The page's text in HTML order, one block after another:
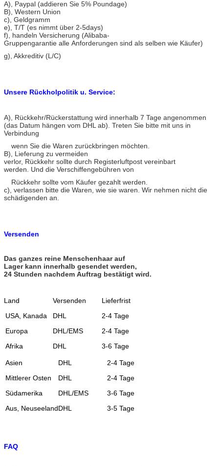
A) , Paypal (addieren Sie 5% Poundage)
B), Western Union
c), Geldgramm
e), T/T (es nimmt über 2-5days)
f), handeln Versicherung (Alibaba-
Gruppengarantie alle Anforderungen sind als selben wie Käufer)
g), Akkreditiv (L/C)
Unsere Rückholpolitik u. Service:
A) , Rückkehr/Rückerstattung wird innerhalb 7 Tage angenommen
(das Datum hängen vom DHL ab). Treten Sie bitte mit uns in
Verbindung
wenn Sie die Waren zurückbringen möchten.
B), Lieferung zu vermeiden
verlor, Rückkehr sollte durch Registerluftpost vereinbart
werden. Und die Verschiffengebühren von
Rückkehr sollte vom Käufer gezahlt werden.
c), verlassen bitte die Waren, wie sie waren. Wir nehmen nicht die
schädigenden an.
Versenden
Das ganzes reine Menschenhaar auf
Lager kann innerhalb gesendet werden,
24 Stunden nachdem Auftrag bestätigt wird.
Land Versenden
Lieferfrist
USA, Kanada
DHL
2-4 Tage
Europa
DHL/EMS
2-4 Tage
Afrika
DHL 3-6 Tage
Asien DHL
2-4 Tage
Mittlerer Osten
DHL
2-4 Tage
Südamerika
DHL/EMS
3-6 Tage
Aus, NeuseelandDHL 3-5 Tage
FAQ